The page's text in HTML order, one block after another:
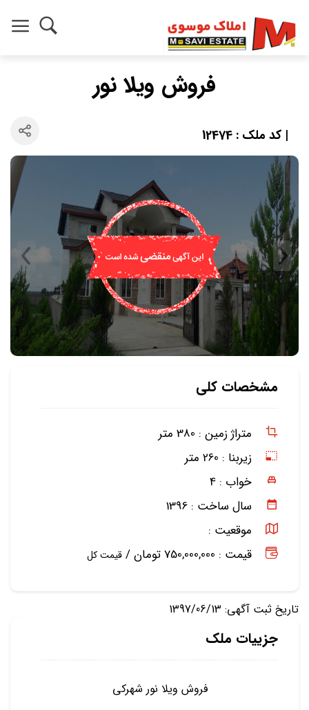
فروش ویلا نور
| کد ملک : 12474
مشخصات کلی
متراژ زمین : 380 متر
زیربنا : 260 متر
خواب : 4
سال ساخت : 1396
موقعیت :
قیمت : 750,000,000 تومان /
قیمت کل
تاریخ ثبت آگهی: 1397/06/13
جزییات ملک
فروش ویلا نور شهرکی